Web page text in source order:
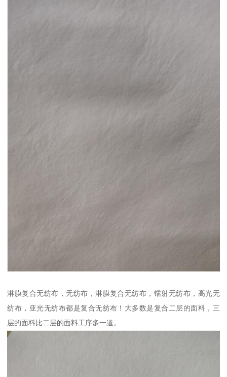
淋膜复合无纺布，无纺布，淋膜复合无纺布，镭射无纺布，高光无
纺布，亚光无纺布都是复合无纺布！大多数是复合二层的面料，三
层的面料比二层的面料工序多一道。